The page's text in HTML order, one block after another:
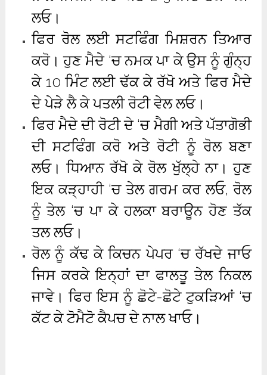
ਲਓ।
ਫਿਰ ਰੋਲ ਲਈ ਸਟਫਿੰਗ ਮਿਸ਼ਰਨ ਤਿਆਰ
ਕਰੋ। ਹੁਣ ਮੈਦੇ ‘ਚ ਨਮਕ ਪਾ ਕੇ ਉਸ ਨੂੰ ਗੁੰਨ੍ਹ
ਕੇ 10 ਮਿੰਟ ਲਈ ਢੱਕ ਕੇ ਰੱਖੋ ਅਤੇ ਫਿਰ ਮੈਦੇ
ਦੇ ਪੇੜੇ ਲੈ ਕੇ ਪਤਲੀ ਰੋਟੀ ਵੇਲ ਲਓ।
ਫਿਰ ਮੈਦੇ ਦੀ ਰੋਟੀ ਦੇ ‘ਚ ਮੈਗੀ ਅਤੇ ਪੱਤਾਗੋਭੀ
ਦੀ ਸਟਫਿੰਗ ਕਰੋ ਅਤੇ ਰੋਟੀ ਨੂੰ ਰੋਲ ਬਣਾ
ਲਓ। ਧਿਆਨ ਰੱਖੋ ਕੇ ਰੋਲ ਖੁੱਲ੍ਹੇ ਨਾ। ਹੁਣ
ਇਕ ਕੜ੍ਹਾਹੀ ‘ਚ ਤੇਲ ਗਰਮ ਕਰ ਲਓ, ਰੋਲ
ਨੂੰ ਤੇਲ ‘ਚ ਪਾ ਕੇ ਹਲਕਾ ਬਰਾਊਨ ਹੋਣ ਤੱਕ
ਤਲ ਲਓ।
ਰੋਲ ਨੂੰ ਕੱਢ ਕੇ ਕਿਚਨ ਪੇਪਰ ‘ਚ ਰੱਖਦੇ ਜਾਓ
ਜਿਸ ਕਰਕੇ ਇਨ੍ਹਾਂ ਦਾ ਫਾਲਤੂ ਤੇਲ ਨਿਕਲ
ਜਾਵੇ। ਫਿਰ ਇਸ ਨੂੰ ਛੋਟੇ-ਛੋਟੇ ਟੁਕੜਿਆਂ ‘ਚ
ਕੱਟ ਕੇ ਟੋਮੈਟੋ ਕੈਪਚ ਦੇ ਨਾਲ ਖਾਓ।